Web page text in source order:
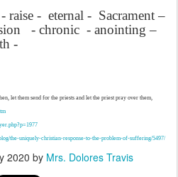
- raise - eternal - Sacrament –
- chronic - anointing –
-
let them send for the priests and let the priest pray over them,
the-uniquely-christian-response-to-the-problem-of-suffering/5497/
2020 by Mrs. Dolores Travis